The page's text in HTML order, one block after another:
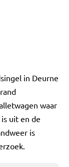
in Deurne
waar
uit en de
is